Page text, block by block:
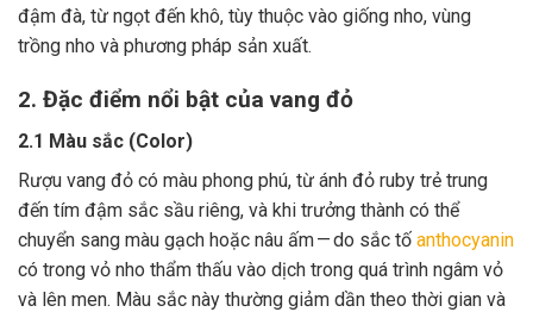
đậm đà, từ ngọt đến khô, tùy thuộc vào giống nho, vùng
trồng nho và phương pháp sản xuất.
2. Đặc điểm nổi bật của vang đỏ
2.1 Màu sắc (Color)
Rượu vang đỏ có màu phong phú, từ ánh đỏ ruby trẻ trung
đến tím đậm sắc sầu riêng, và khi trưởng thành có thể
chuyển sang màu gạch hoặc nâu ấm — do sắc tố anthocyanin
có trong vỏ nho thẩm thấu vào dịch trong quá trình ngâm vỏ
và lên men. Màu sắc này thường giảm dần theo thời gian và